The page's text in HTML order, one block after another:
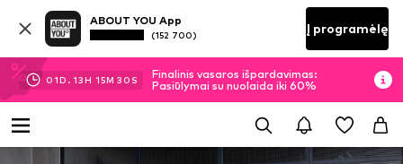
ABOUT YOU App
(152 700) Į programėlę
01D. 13H 15M 29 S
Finalinis vasaros išpardavimas:
Pasiūlymai su nuolaida iki 60%